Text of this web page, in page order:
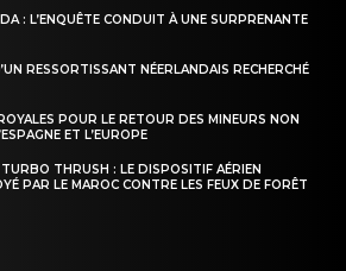
: L’ENQUÊTE CONDUIT À UNE SURPRENANTE
RESSORTISSANT NÉERLANDAIS RECHERCHÉ
POUR LE RETOUR DES MINEURS NON
ET L’EUROPE
THRUSH : LE DISPOSITIF AÉRIEN
PAR LE MAROC CONTRE LES FEUX DE FORÊT